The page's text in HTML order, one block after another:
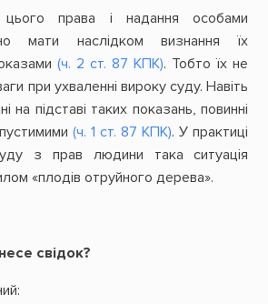
цього права і надання особами
мати наслідком визнання їх
(ч. 2 ст. 87 КПК). Тобто їх не
при ухваленні вироку суду. Навіть
на підставі таких показань, повинні
(ч. 1 ст. 87 КПК). У практиці
з прав людини така ситуація
«плодів отруйного дерева».
свідок?